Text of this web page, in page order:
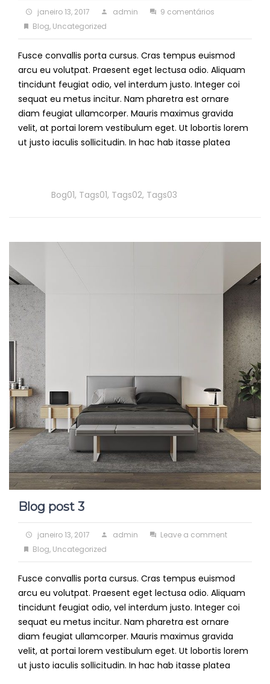
Posted
on
janeiro 13, 2017 Author
admin 9 comentários
post
4
Categories
Blog, Uncategorized
Fusce convallis porta cursus. Cras tempus euismod
arcu eu volutpat. Praesent eget lectusa odio. Aliquam
tincidunt feugiat odio, vel interdum justo. Integer coi
sequat eu metus incitur. Nam pharetra est ornare
diam feugiat ullamcorper. Mauris maximus gravida
velit, at portai lorem vestibulum eget. Ut lobortis lorem
ut justo iaculis sollicitudin. In hac hab itasse platea
Bog01, Tags01, Tags02, Tags03
Blog post 3
Posted
on
janeiro 13, 2017 Author
admin Leave a commenton
post
3
Categories
Blog, Uncategorized
Fusce convallis porta cursus. Cras tempus euismod
arcu eu volutpat. Praesent eget lectusa odio. Aliquam
tincidunt feugiat odio, vel interdum justo. Integer coi
sequat eu metus incitur. Nam pharetra est ornare
diam feugiat ullamcorper. Mauris maximus gravida
velit, at portai lorem vestibulum eget. Ut lobortis lorem
ut justo iaculis sollicitudin. In hac hab itasse platea